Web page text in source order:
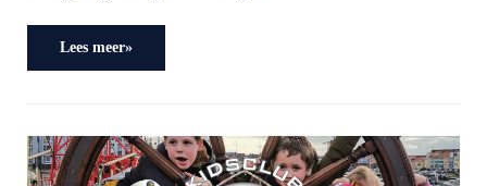
Lees meer»